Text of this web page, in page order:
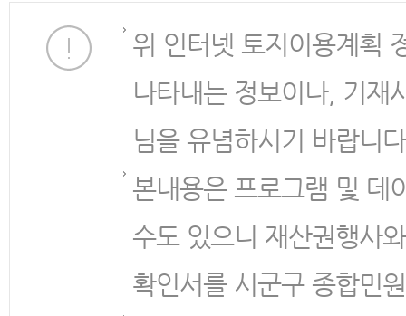
위 인터넷 토지이용계획
나타내는 정보이나, 기재
님을 유념하시기 바랍니
본내용은 프로그램 및 데
수도 있으니 재산권행사
확인서를 시군구 종합민